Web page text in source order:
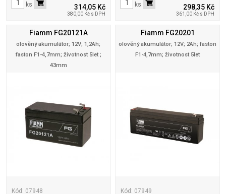
314,05 Kč
380,00 Kč s DPH
ks 298,35 Kč
361,00 Kč s DPH
ks
Fiamm FG20121A
olověný akumulátor; 12V; 1,2Ah;
faston F1-4,7mm; životnost 5let ;
43mm
Kód: 07948
Fiamm FG20201
olověný akumulátor; 12V; 2Ah; faston
F1-4,7mm; životnost 5let
Kód: 07949